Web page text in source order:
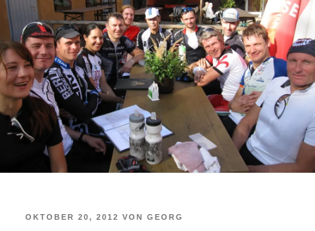
VERÖFFENTLICHT
OKTOBER 20, 2012 VON GEORG